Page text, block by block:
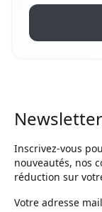
Inscrivez-vous
nouveautés, nos
réduction sur
Votre adresse